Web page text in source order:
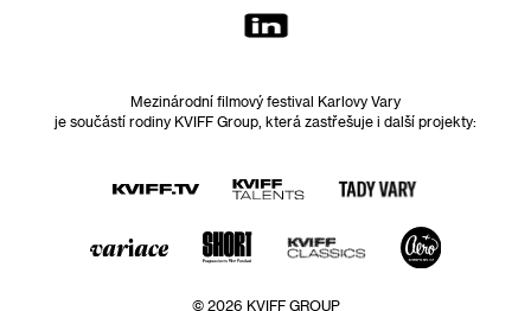
Mezinárodní filmový festival Karlovy Vary
je součástí rodiny KVIFF Group, která zastřešuje i další projekty:
© 2026 KVIFF GROUP